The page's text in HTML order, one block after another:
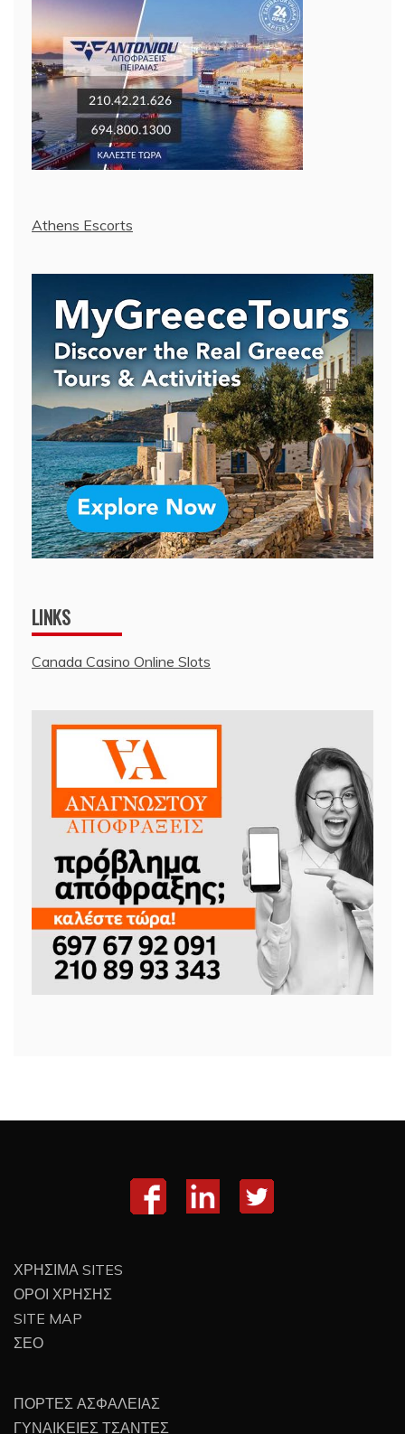
Athens Escorts
LINKS
Canada Casino Online Slots
ΧΡΗΣΙΜΑ SITES
ΟΡΟΙ ΧΡΗΣΗΣ
SITE MAP
ΣΕΟ
ΠΟΡΤΕΣ ΑΣΦΑΛΕΙΑΣ
ΓΥΝΑΙΚΕΙΕΣ ΤΣΑΝΤΕΣ